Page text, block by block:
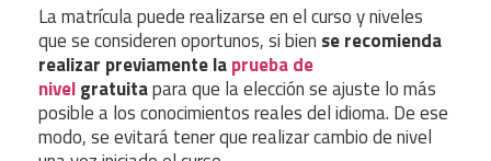
La matrícula puede realizarse en el curso y niveles
que se consideren oportunos, si bien se recomienda
realizar previamente laprueba de
nivelgratuitapara que la elección se ajuste lo más
posible a los conocimientos reales del idioma. De ese
modo, se evitará tener que realizar cambio de nivel